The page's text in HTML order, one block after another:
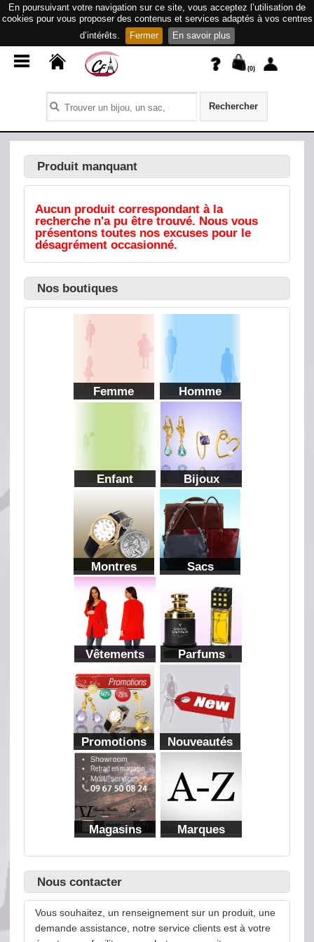
En poursuivant votre navigation sur ce site, vous acceptez l’utilisation de
cookies pour vous proposer des contenus et services adaptés à vos centres
d’intérêts.
Fermer En savoir plus
(0)
Rechercher
Produit manquant
Aucun produit correspondant à la
recherche n'a pu être trouvé. Nous vous
présentons toutes nos excuses pour le
désagrément occasionné.
Nos boutiques
Femme Homme
Enfant Bijoux
Montres Sacs
Vêtements Parfums
Promotions Nouveautés
Magasins Marques
Nous contacter
Vous souhaitez, un renseignement sur un produit, une
demande assistance, notre service clients est à votre